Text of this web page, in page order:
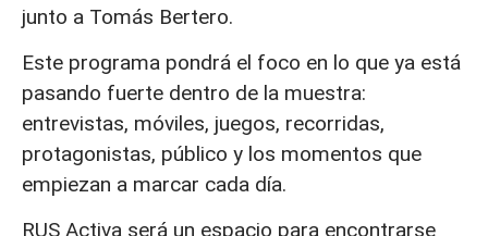
junto a Tomás Bertero.
Este programa pondrá el foco en lo que ya está
pasando fuerte dentro de la muestra:
entrevistas, móviles, juegos, recorridas,
protagonistas, público y los momentos que
empiezan a marcar cada día.
RUS Activa será un espacio para encontrarse